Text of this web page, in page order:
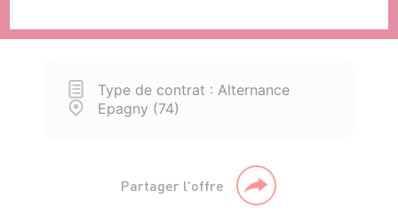
Type de contrat : Alternance
Epagny (74)
Partager l'offre